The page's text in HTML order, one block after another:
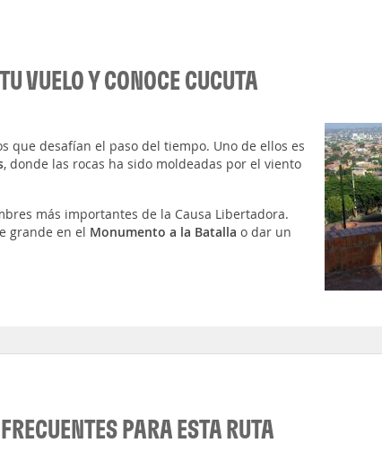
VUELO Y CONOCE CUCUTA
que desafían el paso del tiempo. Uno de ellos es
, donde las rocas ha sido moldeadas por el viento
más importantes de la Causa Libertadora.
grande en el Monumento a la Batalla o dar un
PARA ESTA RUTA